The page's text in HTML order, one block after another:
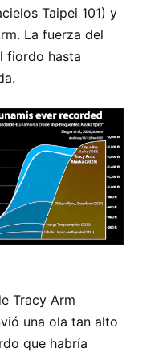
Taipei 101) y
La fuerza del
fiordo hasta
Tracy Arm
una ola tan alto
que habría